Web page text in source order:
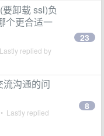
卸载 ssl)负
个更合适一
replied by
23
沟通的问
• Lastly replied
8